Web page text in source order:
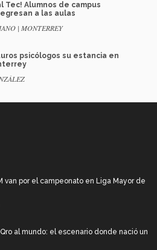
Tec! Alumnos de campus
a las aulas
| MONTERREY
psicólogos su estancia en
van por el campeonato en Liga Mayor de
al mundo: el escenario donde nació un